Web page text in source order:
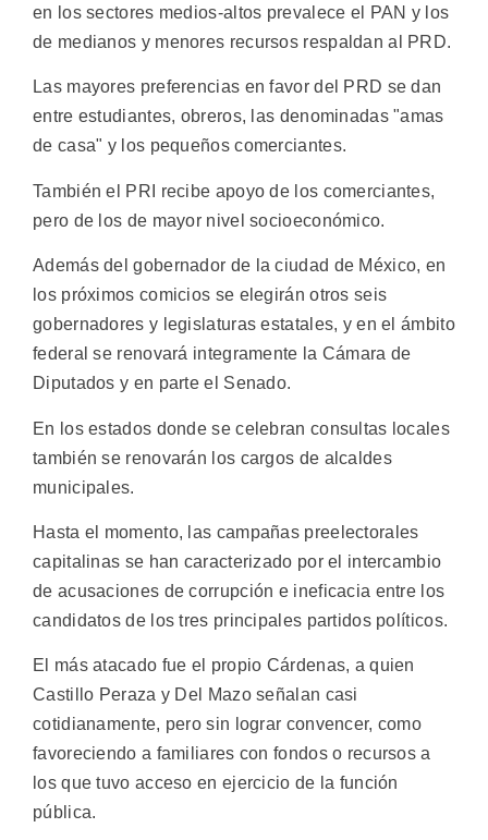
en los sectores medios-altos prevalece el PAN y los
de medianos y menores recursos respaldan al PRD.
Las mayores preferencias en favor del PRD se dan
entre estudiantes, obreros, las denominadas "amas
de casa" y los pequeños comerciantes.
También el PRI recibe apoyo de los comerciantes,
pero de los de mayor nivel socioeconómico.
Además del gobernador de la ciudad de México, en
los próximos comicios se elegirán otros seis
gobernadores y legislaturas estatales, y en el ámbito
federal se renovará integramente la Cámara de
Diputados y en parte el Senado.
En los estados donde se celebran consultas locales
también se renovarán los cargos de alcaldes
municipales.
Hasta el momento, las campañas preelectorales
capitalinas se han caracterizado por el intercambio
de acusaciones de corrupción e ineficacia entre los
candidatos de los tres principales partidos políticos.
El más atacado fue el propio Cárdenas, a quien
Castillo Peraza y Del Mazo señalan casi
cotidianamente, pero sin lograr convencer, como
favoreciendo a familiares con fondos o recursos a
los que tuvo acceso en ejercicio de la función
pública.